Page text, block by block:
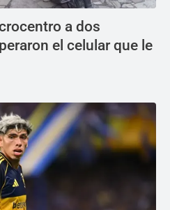
a dos
el celular que le